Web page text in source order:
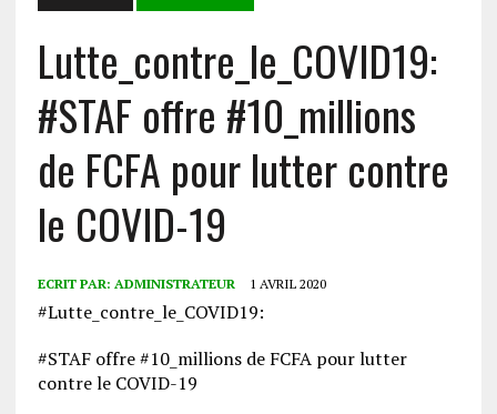
Lutte_contre_le_COVID19:
#STAF offre #10_millions
de FCFA pour lutter contre
le COVID-19
ECRIT PAR: ADMINISTRATEUR 1 AVRIL 2020
#Lutte_contre_le_COVID19:
#STAF offre #10_millions de FCFA pour lutter
contre le COVID-19